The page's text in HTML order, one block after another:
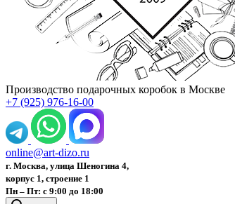
Производство подарочных коробок в Москве
+7 (925) 976-16-00
online@art-dizo.ru
г. Москва, улица Шеногина 4,
корпус 1, строение 1
Пн – Пт: с 9:00 до 18:00